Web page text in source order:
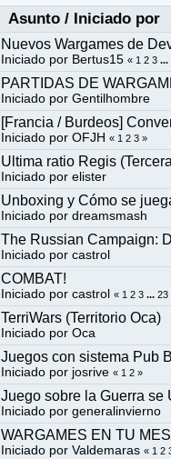
Asunto/ Iniciado por
Nuevos Wargames de
Iniciado por Bertus15 « 1 2 3 ...
PARTIDAS DE
Iniciado porGentilhombre
[Francia / Burdeos]
Iniciado porOFJH « 1 2 3 »
Ultima ratio Regis
Iniciado porelister
Unboxing y Cómo se
Iniciado pordreamsmash
The Russian Campaign:
Iniciado porcastrol
COMBAT!
Iniciado porcastrol « 1 2 3 ...23
TerriWars (Territorio Oca)
Iniciado porOca
Juegos con sistema Pub
Iniciado por josrive « 1 2 »
Juego sobre la Guerra se
Iniciado porgeneralinvierno
WARGAMES EN TU
Iniciado porValdemaras « 1 2